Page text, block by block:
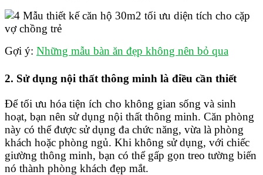
Gợi ý: Những mẫu bàn ăn đẹp không nên bỏ qua
2. Sử dụng nội thất thông minh là điều cần thiết
Để tối ưu hóa tiện ích cho không gian sống và sinh
hoạt, bạn nên sử dụng nội thất thông minh. Căn phòng
này có thể được sử dụng đa chức năng, vừa là phòng
khách hoặc phòng ngủ. Khi không sử dụng, với chiếc
giường thông minh, bạn có thể gấp gọn treo tường biến
nó thành phòng khách đẹp mắt.